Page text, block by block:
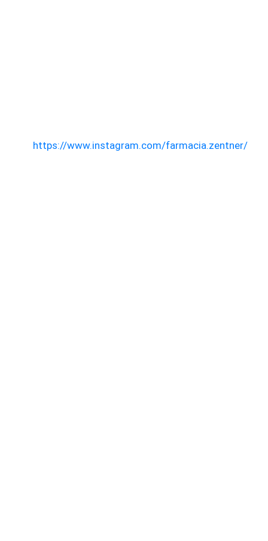
https://www.instagram.com/farmacia.zentner/